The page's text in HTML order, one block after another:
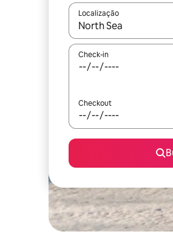
Localização
Quando os resultados
Check-in
Checkout